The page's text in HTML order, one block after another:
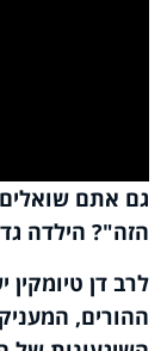
גם אתם
הזה"? הילדה
לרב דן
ההורים,